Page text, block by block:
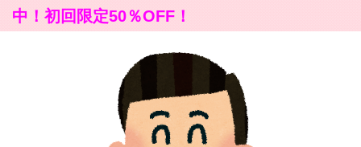
中！初回限定50％OFF！